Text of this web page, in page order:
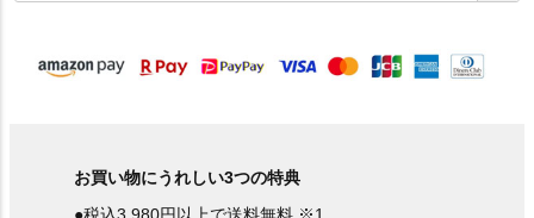
須
お買い物にうれしい3つの特典